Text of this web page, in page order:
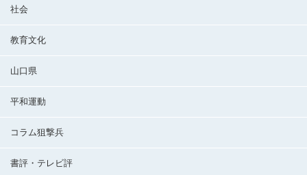
社会
教育文化
山口県
平和運動
コラム狙撃兵
書評・テレビ評